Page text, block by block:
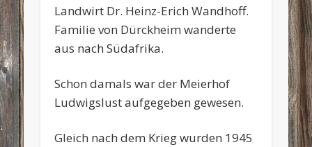
Landwirt Dr. Heinz-Erich Wandhoff.
Familie von Dürckheim wanderte
aus nach Südafrika.
Schon damals war der Meierhof
Ludwigslust aufgegeben gewesen.
Gleich nach dem Krieg wurden 1945